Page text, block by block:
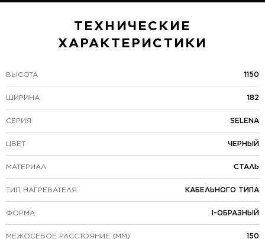
ТЕХНИЧЕСКИЕ
ХАРАКТЕРИСТИКИ
ВЫСОТА 1150
ШИРИНА 182
СЕРИЯ SELENA
ЦВЕТ ЧЕРНЫЙ
МАТЕРИАЛ СТАЛЬ
ТИП НАГРЕВАТЕЛЯ КАБЕЛЬНОГО ТИПА
ФОРМА I-ОБРАЗНЫЙ
МЕЖОСЕВОЕ РАССТОЯНИЕ (ММ) 150